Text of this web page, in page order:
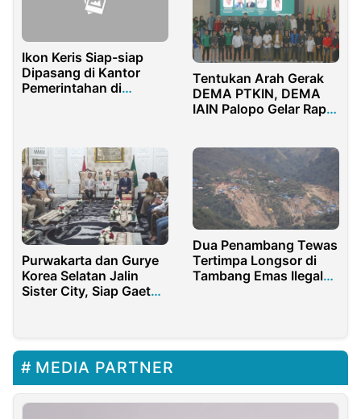
Ikon Keris Siap-siap
Dipasang di Kantor
Pemerintahan di
Tentukan Arah Gerak
DEMA PTKIN, DEMA
IAIN Palopo Gelar Rapat
Purwakarta dan Gurye
Korea Selatan Jalin
Sister City, Siap Gaet
Dua Penambang Tewas
Tertimpa Longsor di
Tambang Emas Ilegal
MEDIA PARTNER